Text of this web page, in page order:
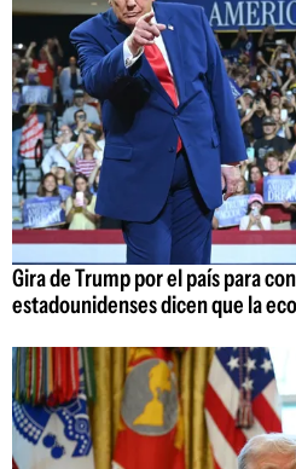
Gira de Trump por el país para
estadounidenses dicen que la